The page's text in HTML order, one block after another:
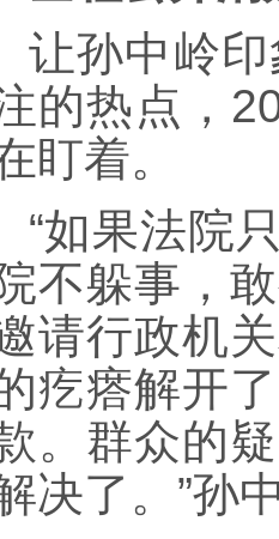
让孙中岭
的热点，
盯着。
“如果法院
不躲事，
请行政机
疙瘩解开
。群众的
决了。”孙